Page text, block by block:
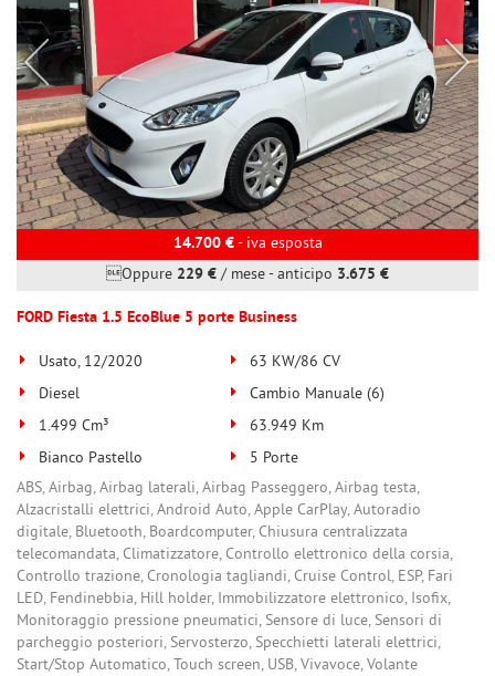
14.700 €- iva esposta
Oppure 229 € / mese-anticipo 3.675 €
FORD Fiesta 1.5 EcoBlue 5 porte Business
Usato, 12/2020
63 KW/86 CV
Diesel
Cambio Manuale (6)
1.499 Cm³
63.949 Km
Bianco Pastello
5 Porte
ABS, Airbag, Airbag laterali, Airbag Passeggero, Airbag testa,
Alzacristalli elettrici, Android Auto, Apple CarPlay, Autoradio
digitale, Bluetooth, Boardcomputer, Chiusura centralizzata
telecomandata, Climatizzatore, Controllo elettronico della corsia,
Controllo trazione, Cronologia tagliandi, Cruise Control, ESP, Fari
LED, Fendinebbia, Hill holder, Immobilizzatore elettronico, Isofix,
Monitoraggio pressione pneumatici, Sensore di luce, Sensori di
parcheggio posteriori, Servosterzo, Specchietti laterali elettrici,
Start/Stop Automatico, Touch screen, USB, Vivavoce, Volante